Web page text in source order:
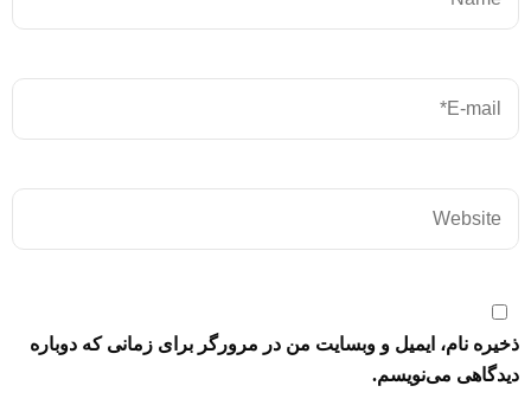
ذخیره نام، ایمیل و وبسایت من در مرورگر برای زمانی که دوباره
دیدگاهی می‌نویسم.